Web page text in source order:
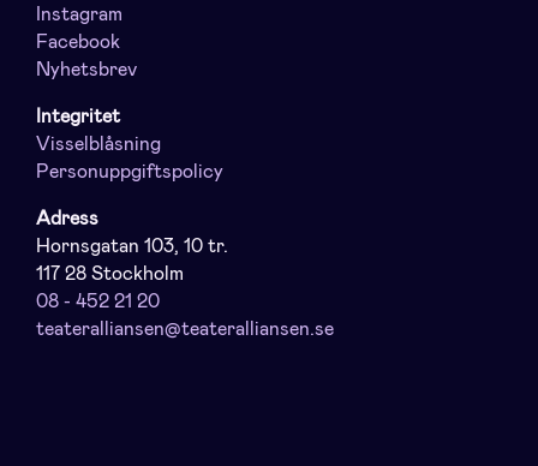
Instagram
Facebook
Nyhetsbrev
Integritet
Visselblåsning
Personuppgiftspolicy
Adress
Hornsgatan 103, 10 tr.
117 28 Stockholm
08 - 452 21 20
teateralliansen@teateralliansen.se